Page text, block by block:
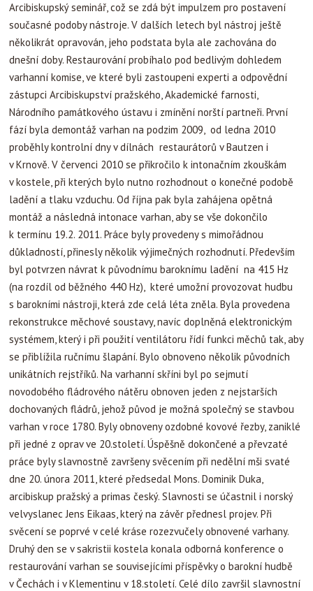
Arcibiskupský seminář, což se zdá být impulzem pro postavení
současné podoby nástroje. V dalších letech byl nástroj ještě
několikrát opravován, jeho podstata byla ale zachována do
dnešní doby. Restaurování probíhalo pod bedlivým dohledem
varhanní komise, ve které byli zastoupeni experti a odpovědní
zástupci Arcibiskupství pražského, Akademické farnosti,
Národního památkového ústavu i zmínění norští partneři. První
fází byla demontáž varhan na podzim 2009, od ledna 2010
proběhly kontrolní dny v dílnách restaurátorů v Bautzen i
v Krnově. V červenci 2010 se přikročilo k intonačním zkouškám
v kostele, při kterých bylo nutno rozhodnout o konečné podobě
ladění a tlaku vzduchu. Od října pak byla zahájena opětná
montáž a následná intonace varhan, aby se vše dokončilo
k termínu 19.2. 2011. Práce byly provedeny s mimořádnou
důkladností, přinesly několik výjimečných rozhodnutí. Především
byl potvrzen návrat k původnímu baroknímu ladění na 415 Hz
(na rozdíl od běžného 440 Hz), které umožní provozovat hudbu
s barokními nástroji, která zde celá léta zněla. Byla provedena
rekonstrukce měchové soustavy, navíc doplněná elektronickým
systémem, který i při použití ventilátoru řídí funkci měchů tak, aby
se přiblížila ručnímu šlapání. Bylo obnoveno několik původních
unikátních rejstříků. Na varhanní skříni byl po sejmutí
novodobého fládrového nátěru obnoven jeden z nejstarších
dochovaných fládrů, jehož původ je možná společný se stavbou
varhan v roce 1780. Byly obnoveny ozdobné kovové řezby, zaniklé
při jedné z oprav ve 20.století. Úspěšně dokončené a převzaté
práce byly slavnostně završeny svěcením při nedělní mši svaté
dne 20. února 2011, které předsedal Mons. Dominik Duka,
arcibiskup pražský a primas český. Slavnosti se účastnil i norský
velvyslanec Jens Eikaas, který na závěr přednesl projev. Při
svěcení se poprvé v celé kráse rozezvučely obnovené varhany.
Druhý den se v sakristii kostela konala odborná konference o
restaurování varhan se souvisejícími příspěvky o barokní hudbě
v Čechách i v Klementinu v 18.století. Celé dílo završil slavnostní